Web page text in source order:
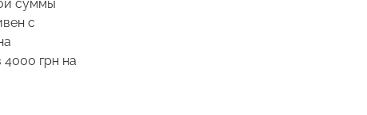
суммы
с
грн на